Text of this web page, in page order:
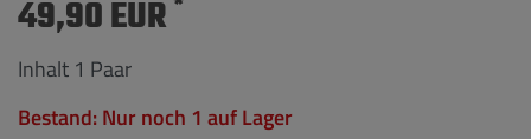
49,90 EUR
Inhalt 1 Paar
Bestand: Nur noch 1 auf Lager